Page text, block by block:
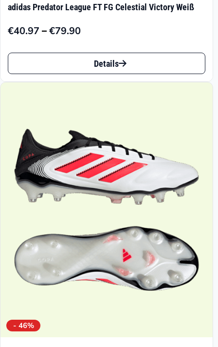
adidas Predator League FT FG Celestial Victory Weiß
€40.97 –€79.90
Preisspanne:
€40.97
€79.90
Dieses
Produkt
auf.
Die
Optionen
können
Produktseite
gewählt
werden
Details
- 46%